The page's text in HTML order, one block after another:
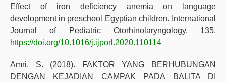
Effect of iron deficiency anemia on language
development in preschool Egyptian children. International
Journal of Pediatric Otorhinolaryngology, 135.
https://doi.org/10.1016/j.ijporl.2020.110114
Amri, S. (2018). FAKTOR YANG BERHUBUNGAN
DENGAN KEJADIAN CAMPAK PADA BALITA DI